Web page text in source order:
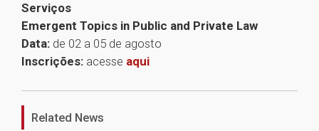
Serviços
Emergent Topics in Public and Private Law
Data: de 02 a 05 de agosto
Inscrições: acesse aqui
Related News